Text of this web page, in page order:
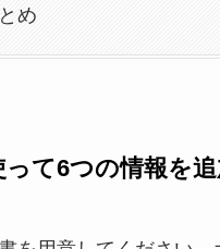
め
って6つの情報を